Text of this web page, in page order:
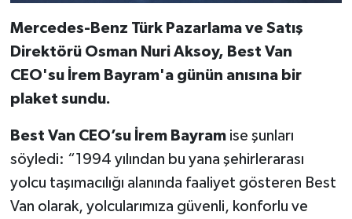
Mercedes-Benz Türk Pazarlama ve Satış
Direktörü Osman Nuri Aksoy, Best Van
CEO'su İrem Bayram'a günün anısına bir
plaket sundu.
Best Van CEO’su İrem Bayramise şunları
söyledi: “1994 yılından bu yana şehirlerarası
yolcu taşımacılığı alanında faaliyet gösteren Best
Van olarak, yolcularımıza güvenli, konforlu ve